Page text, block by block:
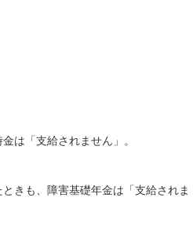
は「支給されません」。
きも、障害基礎年金は「支給されま